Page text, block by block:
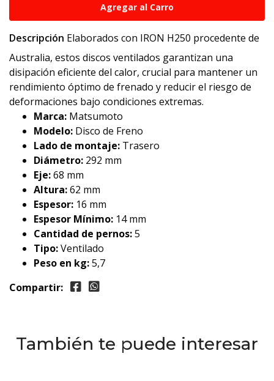
Descripción Elaborados con IRON H250 procedente de
Australia, estos discos ventilados garantizan una
disipación eficiente del calor, crucial para mantener un
rendimiento óptimo de frenado y reducir el riesgo de
deformaciones bajo condiciones extremas.
Marca: Matsumoto
Modelo: Disco de Freno
Lado de montaje: Trasero
Diámetro: 292 mm
Eje:68 mm
Altura:62 mm
Espesor: 16 mm
Espesor Mínimo: 14 mm
Cantidad de pernos:5
Tipo:Ventilado
Peso en kg:5,7
Compartir:
También te puede interesar